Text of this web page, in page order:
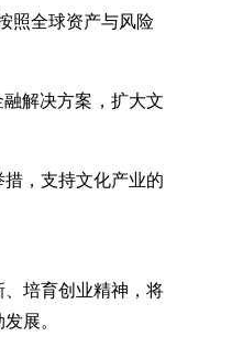
照全球资产与风险
解决方案，扩大文
，支持文化产业的
培育创业精神，将
展。